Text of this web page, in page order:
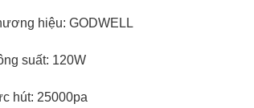
hiệu: GODWELL
suất: 120W
hút: 25000pa